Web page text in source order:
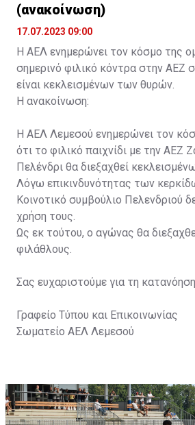
(ανακοίνωση)
17.07.2023 09:00
Η ΑΕΛ ενημερώνει τον κόσμο της
σημερινό φιλικό κόντρα στην ΑΕΖ
είναι κεκλεισμένων των θυρών.
Η ανακοίνωση:
Η ΑΕΛ Λεμεσού ενημερώνει τον
ότι το φιλικό παιχνίδι με την ΑΕΖ
Πελένδρι θα διεξαχθεί
Λόγω επικινδυνότητας των
Κοινοτικό συμβούλιο Πελενδριού
χρήση τους.
Ως εκ τούτου, ο αγώνας θα
φιλάθλους.
Σας ευχαριστούμε για τη
Γραφείο Τύπου και Επικοινωνίας
Σωματείο ΑΕΛ Λεμεσού